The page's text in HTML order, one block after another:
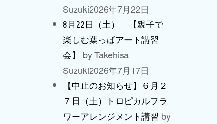
Suzuki2026年7月22日
8月22日（土） 【親子で
楽しむ葉っぱアート講習
会】
by Takehisa
Suzuki2026年7月17日
【中止のお知らせ】６月２
７日（土）トロピカルフラ
ワーアレンジメント講習 by